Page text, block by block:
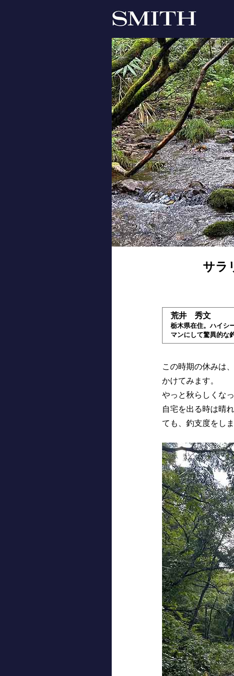
サラ
荒井 秀文
栃木県在住。ハイシ
マンにして驚異的な
この時期の休みは
かけてみます。
やっと秋らしくな
自宅を出る時は晴
ても、釣支度をしま